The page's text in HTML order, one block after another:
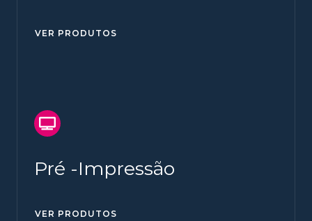
VER PRODUTOS
Pré -Impressão
VER PRODUTOS